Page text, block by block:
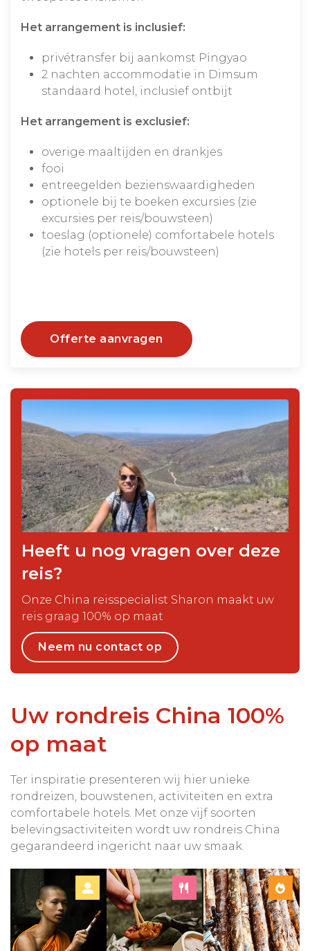
Het arrangement is inclusief:
privétransfer bij aankomst Pingyao
2 nachten accommodatie in Dimsum
standaard hotel, inclusief ontbijt
Het arrangement is exclusief:
overige maaltijden en drankjes
fooi
entreegelden bezienswaardigheden
optionele bij te boeken excursies (zie
excursies per reis/bouwsteen)
toeslag (optionele) comfortabele hotels
(zie hotels per reis/bouwsteen)
Offerte aanvragen
Heeft u nog vragen over deze
reis?
Onze China reisspecialist Sharon maakt uw
reis graag 100% op maat
Neem nu contact op
Uw rondreis China 100%
op maat
Ter inspiratie presenteren wij hier unieke
rondreizen, bouwstenen, activiteiten en extra
comfortabele hotels. Met onze vijf soorten
belevingsactiviteiten wordt uw rondreis China
gegarandeerd ingericht naar uw smaak.